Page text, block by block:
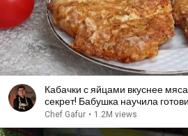
Кабачки с яйцами вкуснее
секрет! Бабушка научила
минут
Chef Gafur • 1.2M views